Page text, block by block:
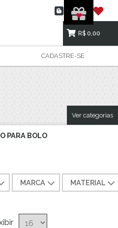
R$ 0,00
CADASTRE-SE
Ver categorias
PARA BOLO
MARCA MATERIAL